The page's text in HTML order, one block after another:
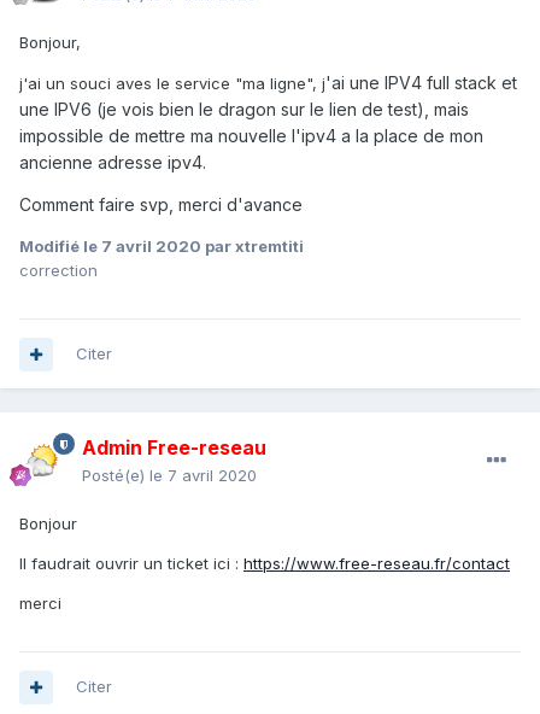
Bonjour,
j'ai un souci aves le service "ma ligne", j'ai une IPV4 full stack et
une IPV6 (je vois bien le dragon sur le lien de test), mais
impossible de mettre ma nouvelle l'ipv4 a la place de mon
ancienne adresse ipv4.
Comment faire svp, merci d'avance
Modifié le 7 avril 2020 par xtremtiti
correction
Citer
Admin Free-reseau
Posté(e) le 7 avril 2020
Bonjour
Il faudrait ouvrir un ticket ici : https://www.free-reseau.fr/contact
merci
Citer